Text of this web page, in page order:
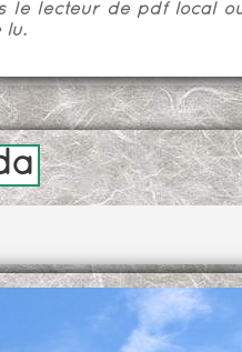
lecteur de pdf local
lu.